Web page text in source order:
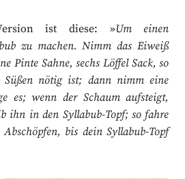
ist diese: »Um einen
zu machen. Nimm das Eiweiß
Pinte Sahne, sechs Löffel Sack, so
nötig ist; dann nimm eine
es; wenn der Schaum aufsteigt,
ihn in den Syllabub-Topf; so fahre
bis dein Syllabub-Topf